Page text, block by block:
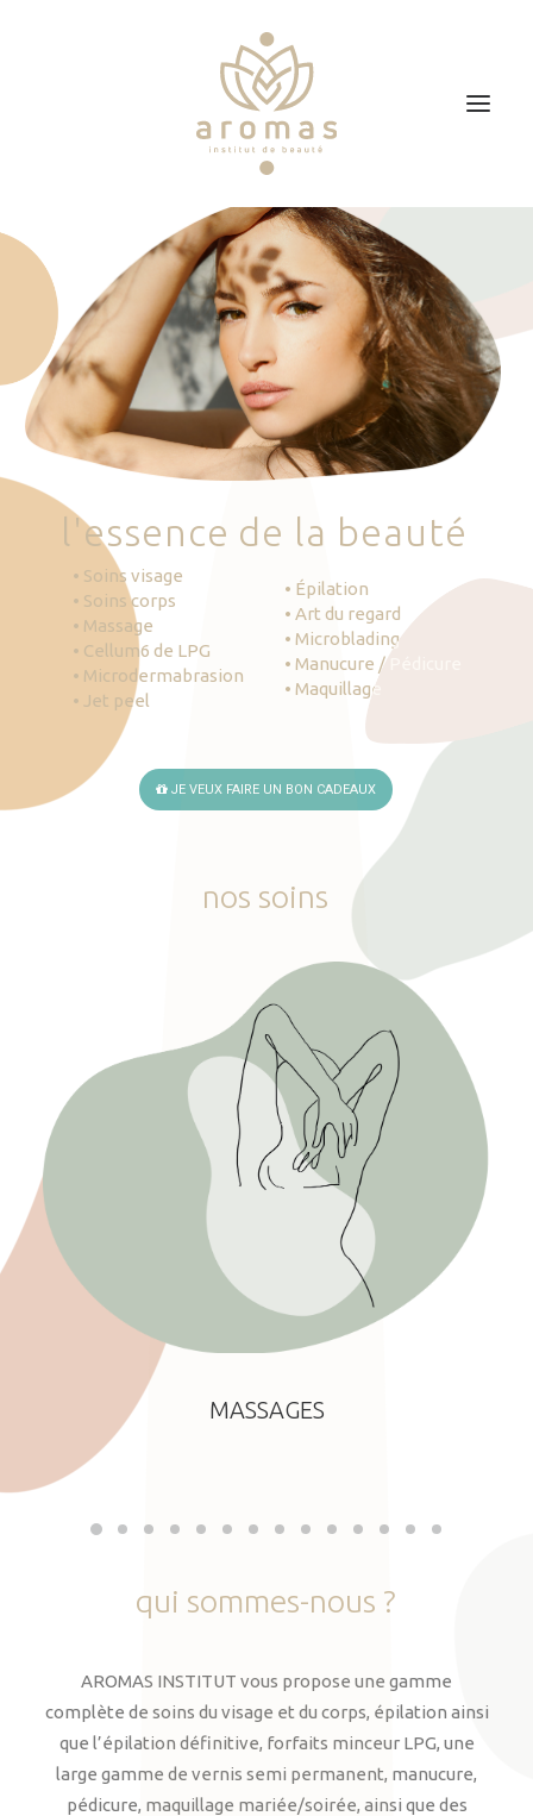
Soins
Je veux faire un bon cadeau
Plan d’accès
Prendre RDV
'essence de la beauté
• Soins visage
• Soins corps
• Massage
• Cellum6 de LPG
• Microdermabrasion
• Jet peel
• Épilation
• Art du regard
• Microblading
• Manucure / Pédicure
• Maquillage
JE VEUX FAIRE UN BON CADEAUX
nos soins
MASSAGES
qui sommes-nous ?
AROMAS INSTITUT vous propose une gamme
complète de soins du visage et du corps, épilation ainsi
que l’épilation définitive, forfaits minceur LPG, une
large gamme de vernis semi permanent, manucure,
pédicure, maquillage mariée/soirée, ainsi que des